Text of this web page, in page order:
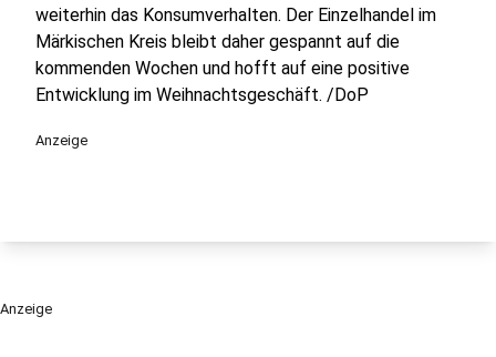
weiterhin das Konsumverhalten. Der Einzelhandel im
Märkischen Kreis bleibt daher gespannt auf die
kommenden Wochen und hofft auf eine positive
Entwicklung im Weihnachtsgeschäft. /DoP
Anzeige
Anzeige